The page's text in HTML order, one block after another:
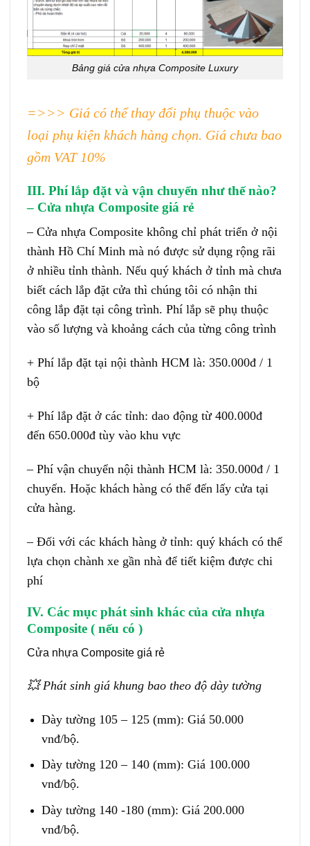
Bảng giá cửa nhựa Composite Luxury
=>>> Giá có thể thay đổi phụ thuộc vào
loại phụ kiện khách hàng chọn. Giá chưa bao
gồm VAT 10%
III. Phí lắp đặt và vận chuyển như thế nào?
– Cửa nhựa Composite giá rẻ
– Cửa nhựa Composite không chỉ phát triển ở nội
thành Hồ Chí Minh mà nó được sử dụng rộng rãi
ở nhiều tỉnh thành. Nếu quý khách ở tỉnh mà chưa
biết cách lắp đặt cửa thì chúng tôi có nhận thi
công lắp đặt tại công trình. Phí lắp sẽ phụ thuộc
vào số lượng và khoảng cách của từng công trình
+ Phí lắp đặt tại nội thành HCM là: 350.000đ / 1
bộ
+ Phí lắp đặt ở các tỉnh: dao động từ 400.000đ
đến 650.000đ tùy vào khu vực
– Phí vận chuyển nội thành HCM là: 350.000đ / 1
chuyến. Hoặc khách hàng có thế đến lấy cửa tại
cửa hàng.
– Đối với các khách hàng ở tỉnh: quý khách có thể
lựa chọn chành xe gần nhà để tiết kiệm được chi
phí
IV. Các mục phát sinh khác của cửa nhựa
Composite ( nếu có )
Cửa nhựa Composite giá rẻ
💥Phát sinh giá khung bao theo độ dày tường
Dày tường 105 – 125 (mm): Giá 50.000
vnđ/bộ.
Dày tường 120 – 140 (mm): Giá 100.000
vnđ/bộ.
Dày tường 140 -180 (mm): Giá 200.000
vnđ/bộ.